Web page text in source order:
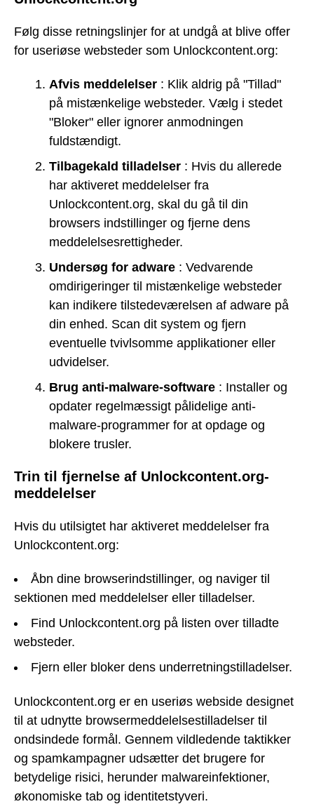
Følg disse retningslinjer for at undgå at blive offer
for useriøse websteder som Unlockcontent.org:
Afvis meddelelser : Klik aldrig på "Tillad"
på mistænkelige websteder. Vælg i stedet
"Bloker" eller ignorer anmodningen
fuldstændigt.
Tilbagekald tilladelser : Hvis du allerede
har aktiveret meddelelser fra
Unlockcontent.org, skal du gå til din
browsers indstillinger og fjerne dens
meddelelsesrettigheder.
Undersøg for adware : Vedvarende
omdirigeringer til mistænkelige websteder
kan indikere tilstedeværelsen af adware på
din enhed. Scan dit system og fjern
eventuelle tvivlsomme applikationer eller
udvidelser.
Brug anti-malware-software : Installer og
opdater regelmæssigt pålidelige anti-
malware-programmer for at opdage og
blokere trusler.
Trin til fjernelse af Unlockcontent.org-
meddelelser
Hvis du utilsigtet har aktiveret meddelelser fra
Unlockcontent.org:
Åbn dine browserindstillinger, og naviger til
sektionen med meddelelser eller tilladelser.
Find Unlockcontent.org på listen over tilladte
websteder.
Fjern eller bloker dens underretningstilladelser.
Unlockcontent.org er en useriøs webside designet
til at udnytte browsermeddelelsestilladelser til
ondsindede formål. Gennem vildledende taktikker
og spamkampagner udsætter det brugere for
betydelige risici, herunder malwareinfektioner,
økonomiske tab og identitetstyveri.